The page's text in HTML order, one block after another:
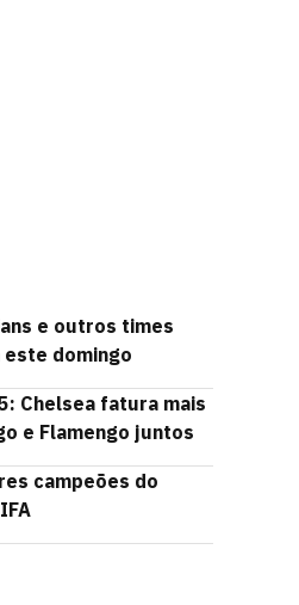
e outros times
este domingo
Chelsea fatura mais
e Flamengo juntos
campeões do